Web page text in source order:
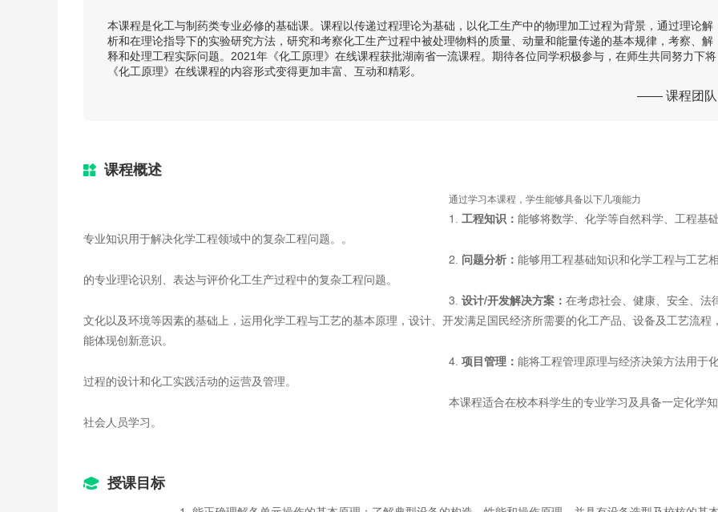
本课程是化工与制药类专业必修的基础课。课程以传递过程理论为基础，以化工生产中的物理加工过程为背景，通过理论解
析和在理论指导下的实验研究方法，研究和考察化工生产过程中被处理物料的质量、动量和能量传递的基本规律，考察、解
释和处理工程实际问题。2021年《化工原理》在线课程获批湖南省一流课程。期待各位同学积极参与，在师生共同努力下将
《化工原理》在线课程的内容形式变得更加丰富、互动和精彩。
—— 课程团队
课程概述
																		通过学习本课程，学生能够具备以下几项能力
1 工程知识： 能够将数学、化学等自然科学、工程基
专业知识用于解决化学工程领域中的复杂工程问题。。
2 问题分析： 能够用工程基础知识和化学工程与工艺
的专业理论识别、表达与评价化工生产过程中的复杂工程问题。
3 设计/开发解决方案： 在考虑社会、健康、安全、法
文化以及环境等因素的基础上，运用化学工程与工艺的基本原理，设计、开发满足国民经济所需要的化工产品、设备及工艺流程
能体现创新意识。
4 项目管理： 能将工程管理原理与经济决策方法用于
过程的设计和化工实践活动的运营及管理。
本课程适合在校本科学生的专业学习及具备一定化学
社会人员学习。
授课目标